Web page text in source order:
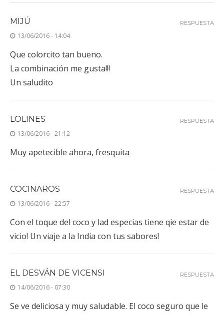
MIJÚ
13/06/2016 - 14:04
Que colorcito tan bueno.
La combinación me gusta!!!
Un saludito
RESPUESTA
LOLINES
13/06/2016 - 21:12
Muy apetecible ahora, fresquita
RESPUESTA
COCINAROS
13/06/2016 - 22:57
Con el toque del coco y lad especias tiene qie estar de
vicio! Un viaje a la India con tus sabores!
RESPUESTA
EL DESVÁN DE VICENSI
14/06/2016 - 07:30
Se ve deliciosa y muy saludable. El coco seguro que le
RESPUESTA